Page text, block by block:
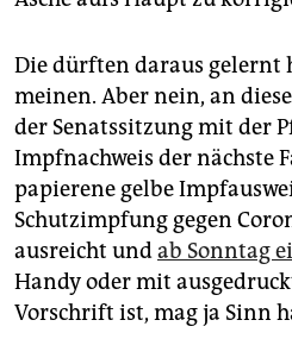
Die dürften daraus gelernt
meinen. Aber nein, an
der Senatssitzung mit der
Impfnachweis der nächste
papierene gelbe
Schutzimpfung gegen
ausreicht undab Sonntag
Handy oder mit
Vorschrift ist, mag ja Sinn